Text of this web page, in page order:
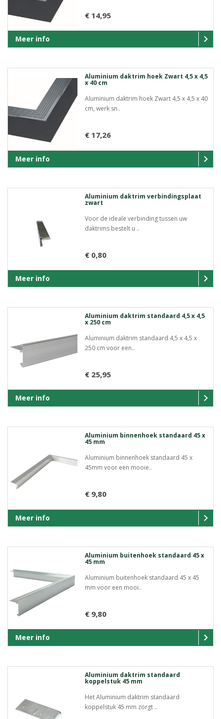
€ 14,95
Meer info
Aluminium daktrim hoek Zwart 4,5 x 4,5
x 40 cm
Aluminium daktrim hoek Zwart 4,5 x 4,5 x 40
cm, werk sn..
€ 17,26
Meer info
Aluminium daktrim verbindingsplaat
zwart
Voor de ideale verbinding tussen uw
daktrims bestelt u ..
€ 0,80
Meer info
Aluminium daktrim standaard 4,5 x 4,5
x 250 cm
Aluminium daktrim standaard 4,5 x 4,5 x
250 cm voor een..
€ 25,95
Meer info
Aluminium binnenhoek standaard 45 x
45 mm
Aluminium binnenhoek standaard 45 x
45mm voor een mooie..
€ 9,80
Meer info
Aluminium buitenhoek standaard 45 x
45 mm
Aluminium buitenhoek standaard 45 x 45
mm voor een mooi..
€ 9,80
Meer info
Aluminium daktrim standaard
koppelstuk 45 mm
Het Aluminium daktrim standaard
koppelstuk 45 mm zorgt ..